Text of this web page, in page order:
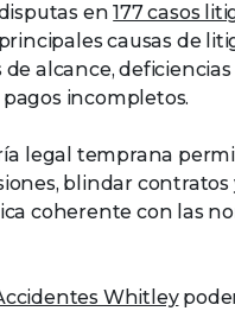
en177 casos
causas de
de alcance,
incompletos.
legal temprana
blindar contratos
coherente con las
Whitley